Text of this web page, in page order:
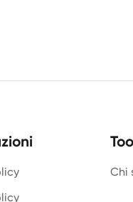
Chi